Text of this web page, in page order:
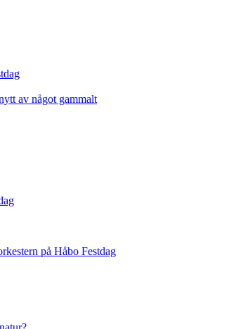
av något gammalt
på Håbo Festdag